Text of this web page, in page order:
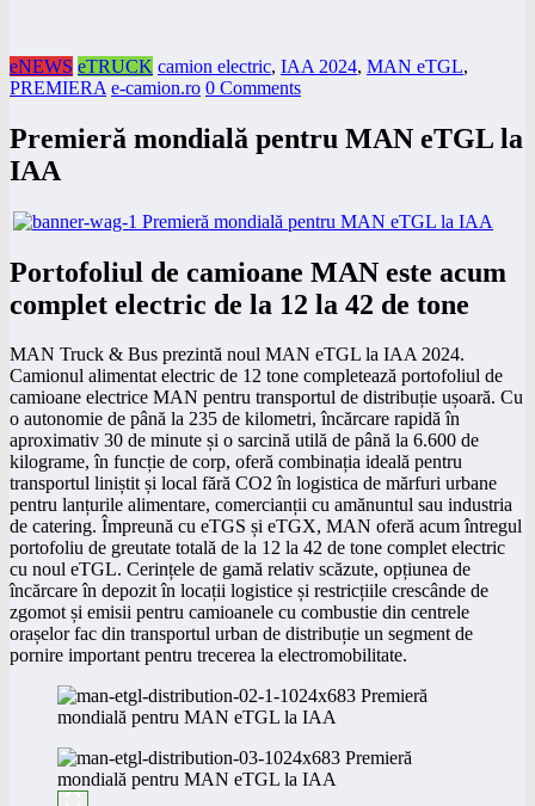
eNEWS eTRUCK camion electric, IAA 2024, MAN eTGL,
PREMIERA e-camion.ro 0 Comments
Premieră mondială pentru MAN eTGL la
IAA
Portofoliul de camioane MAN este acum
complet electric de la 12 la 42 de tone
MAN Truck & Bus prezintă noul MAN eTGL la IAA 2024.
Camionul alimentat electric de 12 tone completează portofoliul de
camioane electrice MAN pentru transportul de distribuție ușoară. Cu
o autonomie de până la 235 de kilometri, încărcare rapidă în
aproximativ 30 de minute și o sarcină utilă de până la 6.600 de
kilograme, în funcție de corp, oferă combinația ideală pentru
transportul liniștit și local fără CO2 în logistica de mărfuri urbane
pentru lanțurile alimentare, comercianții cu amănuntul sau industria
de catering. Împreună cu eTGS și eTGX, MAN oferă acum întregul
portofoliu de greutate totală de la 12 la 42 de tone complet electric
cu noul eTGL. Cerințele de gamă relativ scăzute, opțiunea de
încărcare în depozit în locații logistice și restricțiile crescânde de
zgomot și emisii pentru camioanele cu combustie din centrele
orașelor fac din transportul urban de distribuție un segment de
pornire important pentru trecerea la electromobilitate.